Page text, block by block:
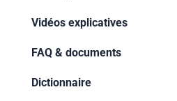
Vidéos explicatives
FAQ & documents
Dictionnaire